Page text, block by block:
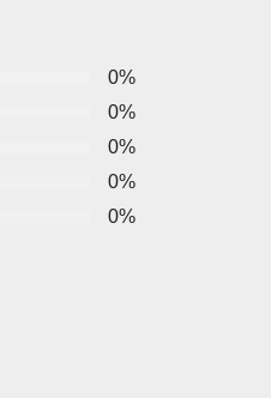
0%
0%
0%
0%
0%